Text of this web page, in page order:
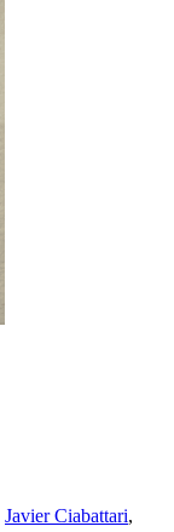
Javier Ciabattari,